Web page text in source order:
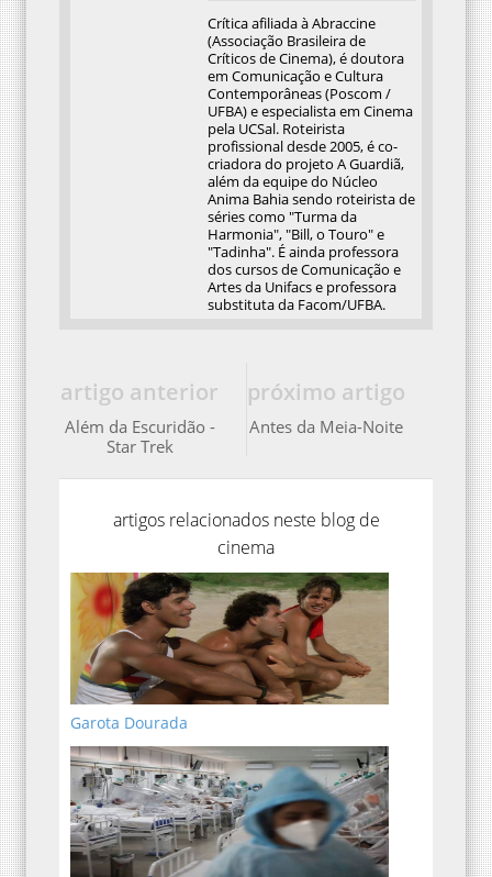
Crítica afiliada à Abraccine
(Associação Brasileira de
Críticos de Cinema), é doutora
em Comunicação e Cultura
Contemporâneas (Poscom /
UFBA) e especialista em Cinema
pela UCSal. Roteirista
profissional desde 2005, é co-
criadora do projeto A Guardiã,
além da equipe do Núcleo
Anima Bahia sendo roteirista de
séries como "Turma da
Harmonia", "Bill, o Touro" e
"Tadinha". É ainda professora
dos cursos de Comunicação e
Artes da Unifacs e professora
substituta da Facom/UFBA.
próximo artigo
Antes da Meia-Noite
artigo anterior
Além da Escuridão -
Star Trek
artigos relacionados neste blog de
cinema
Garota Dourada